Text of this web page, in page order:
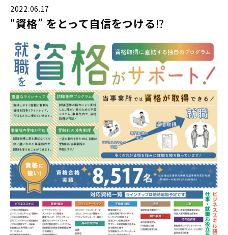
2022.06.17
“資格” をとって自信をつける⁉️